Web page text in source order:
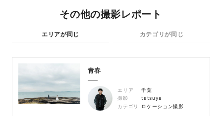
その他の撮影レポート
エリアが同じ カテゴリが同じ
青春
エリア
千葉
撮影
tatsuya
カテゴリ
ロケーション撮影